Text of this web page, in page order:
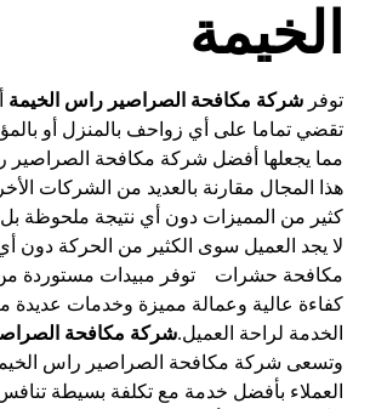
الخيمة
توفرشركة مكافحة الصراصير راس الخيمة
تقضي تماما على أي زواحف بالمنزل أو
مما يجعلها أفضل شركة مكافحة الصراصير
هذا المجال مقارنة بالعديد من الشركات
كثير من المميزات دون أي نتيجة ملحوظة بل
لا يجد العميل سوى الكثير من الحركة
مكافحة حشرات توفر مبيدات مستوردة
كفاءة عالية وعمالة مميزة وخدمات عديدة
الخدمة لراحة العميل.شركة مكافحة
وتسعى شركة مكافحة الصراصير راس
العملاء بأفضل خدمة مع تكلفة بسيطة